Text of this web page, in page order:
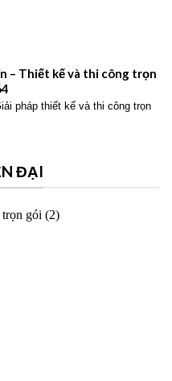
– Thiết kế và thi công trọn
pháp thiết kế và thi công trọn
ĐẠI